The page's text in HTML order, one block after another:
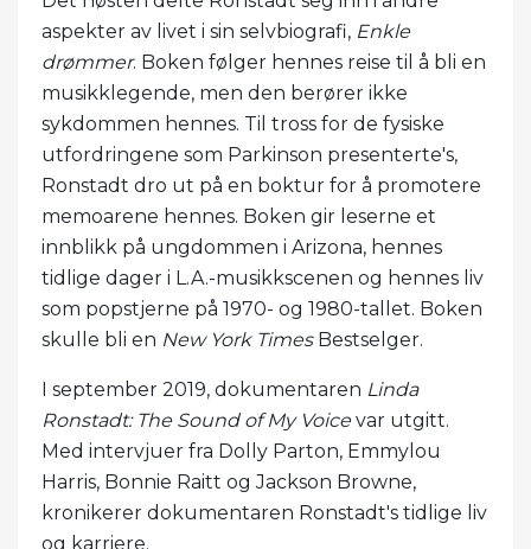
aspekter av livet i sin selvbiografi, Enkle
drømmer. Boken følger hennes reise til å bli en
musikklegende, men den berører ikke
sykdommen hennes. Til tross for de fysiske
utfordringene som Parkinson presenterte's,
Ronstadt dro ut på en boktur for å promotere
memoarene hennes. Boken gir leserne et
innblikk på ungdommen i Arizona, hennes
tidlige dager i L.A.-musikkscenen og hennes liv
som popstjerne på 1970- og 1980-tallet. Boken
skulle bli en New York TimesBestselger.
I september 2019, dokumentaren Linda
Ronstadt: The Sound of My Voicevar utgitt.
Med intervjuer fra Dolly Parton, Emmylou
Harris, Bonnie Raitt og Jackson Browne,
kronikerer dokumentaren Ronstadt's tidlige liv
og karriere.